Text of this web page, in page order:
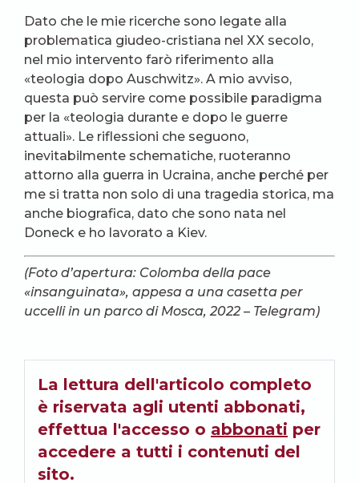
Dato che le mie ricerche sono legate alla
problematica giudeo-cristiana nel XX secolo,
nel mio intervento farò riferimento alla
«teologia dopo Auschwitz». A mio avviso,
questa può servire come possibile paradigma
per la «teologia durante e dopo le guerre
attuali». Le riflessioni che seguono,
inevitabilmente schematiche, ruoteranno
attorno alla guerra in Ucraina, anche perché per
me si tratta non solo di una tragedia storica, ma
anche biografica, dato che sono nata nel
Doneck e ho lavorato a Kiev.
(Foto d’apertura: Colomba della pace
«insanguinata», appesa a una casetta per
uccelli in un parco di Mosca, 2022 – Telegram)
La lettura dell'articolo completo
è riservata agli utenti abbonati,
effettua l'accesso o abbonati per
accedere a tutti i contenuti del
sito.